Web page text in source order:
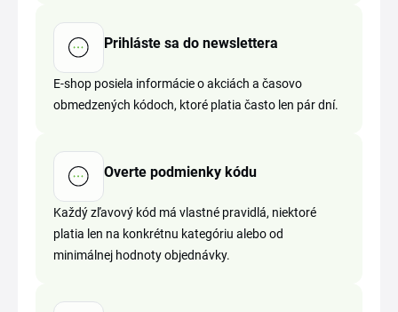
Prihláste sa do newslettera
E-shop posiela informácie o akciách a časovo
obmedzených kódoch, ktoré platia často len pár dní.
Overte podmienky kódu
Každý zľavový kód má vlastné pravidlá, niektoré
platia len na konkrétnu kategóriu alebo od
minimálnej hodnoty objednávky.